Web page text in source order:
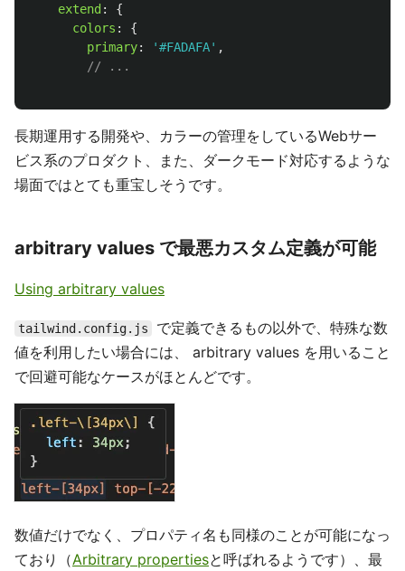
extend :
{
colors :
{
primary: '#FADAFA' ,
// ...
長期運用する開発や、カラーの管理をしているWebサー
ビス系のプロダクト、また、ダークモード対応するような
場面ではとても重宝しそうです。
arbitrary values で最悪カスタム定義が可能
Using arbitrary values
tailwind.config.js
で定義できるもの以外で、特殊な数
値を利用したい場合には、 arbitrary values を用いること
で回避可能なケースがほとんどです。
数値だけでなく、プロパティ名も同様のことが可能になっ
ており（Arbitrary propertiesと呼ばれるようです）、最